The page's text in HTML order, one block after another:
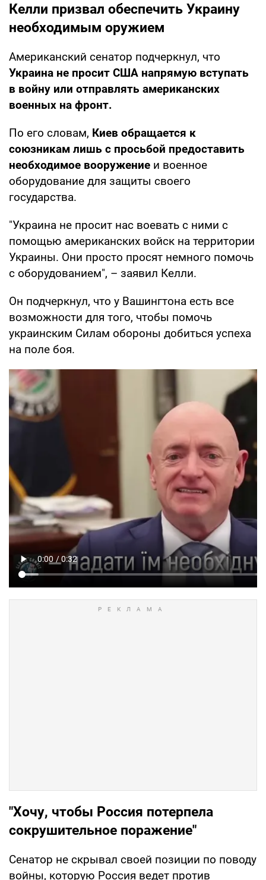
Келли призвал обеспечить Украину
необходимым оружием
Американский сенатор подчеркнул, что
Украина не просит США напрямую вступать
в войну или отправлять американских
военных на фронт.
По его словам, Киев обращается к
союзникам лишь с просьбой предоставить
необходимое вооружение и военное
оборудование для защиты своего
государства.
"Украина не просит нас воевать с ними с
помощью американских войск на территории
Украины. Они просто просят немного помочь
с оборудованием", – заявил Келли.
Он подчеркнул, что у Вашингтона есть все
возможности для того, чтобы помочь
украинским Силам обороны добиться успеха
на поле боя.
"Хочу, чтобы Россия потерпела
сокрушительное поражение"
Сенатор не скрывал своей позиции по поводу
войны, которую Россия ведет против